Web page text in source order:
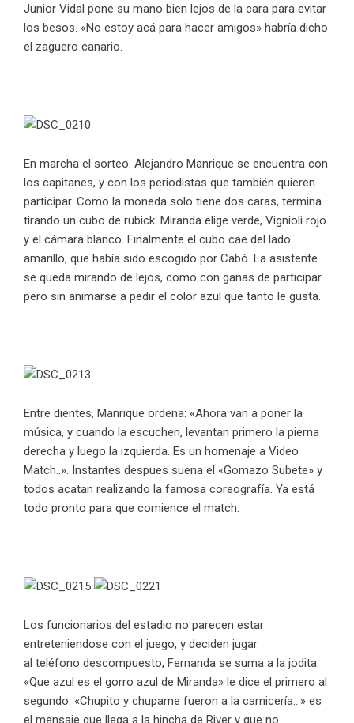
Junior Vidal pone su mano bien lejos de la cara para evitar
los besos. «No estoy acá para hacer amigos» habría dicho
el zaguero canario.
En marcha el sorteo. Alejandro Manrique se encuentra con
los capitanes, y con los periodistas que también quieren
participar. Como la moneda solo tiene dos caras, termina
tirando un cubo de rubick. Miranda elige verde, Vignioli rojo
y el cámara blanco. Finalmente el cubo cae del lado
amarillo, que había sido escogido por Cabó. La asistente
se queda mirando de lejos, como con ganas de participar
pero sin animarse a pedir el color azul que tanto le gusta.
Entre dientes, Manrique ordena: «Ahora van a poner la
música, y cuando la escuchen, levantan primero la pierna
derecha y luego la izquierda. Es un homenaje a Video
Match..». Instantes despues suena el «Gomazo Subete» y
todos acatan realizando la famosa coreografía. Ya está
todo pronto para que comience el match.
Los funcionarios del estadio no parecen estar
entreteniendose con el juego, y deciden jugar
al teléfono descompuesto, Fernanda se suma a la jodita.
«Que azul es el gorro azul de Miranda» le dice el primero al
segundo. «Chupito y chupame fueron a la carnicería…» es
el mensaje que llega a la hincha de River y que no